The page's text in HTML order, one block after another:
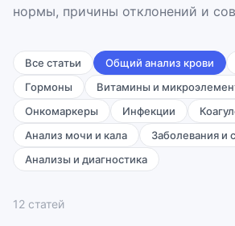
нормы, причины отклонений и
Все статьи Общий анализ крови
Гормоны
Витамины и
Онкомаркеры
Инфекции
Анализ мочи и кала
Заболевания и
Анализы и диагностика
12 статей